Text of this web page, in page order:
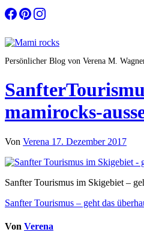
Zum
Inhalt
Persönlicher Blog von Verena M.
mamirocks-
Von Verena 17. Dezember 2017
Sanfter Tourismus im Skigebiet –
Beitragsnavigation
Sanfter Tourismus – geht das
Von Verena